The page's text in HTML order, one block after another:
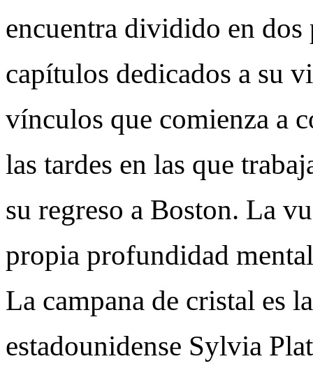
encuentra dividido en
capítulos dedicados a su
vínculos que comienza a
las tardes en las que
su regreso a Boston. La
propia profundidad
La campana de cristal es
estadounidense Sylvia